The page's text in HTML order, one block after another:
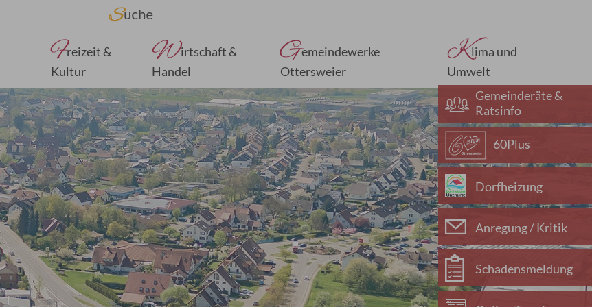
Freizeit &
Kultur
Wirtschaft &
Handel
Gemeindewerke
Ottersweier
Klima und
Umwelt
Gemeinderäte &
Ratsinfo
60Plus
Dorfheizung
Anregung / Kritik
Schadensmeldung